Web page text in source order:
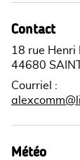
Contact
18 rue Henri
44680
Courriel
:
Météo